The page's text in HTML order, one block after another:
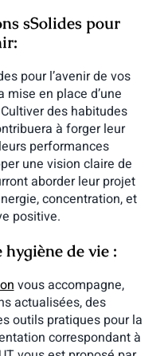
sSolides pour
pour l’avenir de vos
en place d’une
des habitudes
à forger leur
performances
une vision claire de
aborder leur projet
concentration, et
positive.
de vie :
vous accompagne,
actualisées, des
outils pratiques pour la
correspondant à